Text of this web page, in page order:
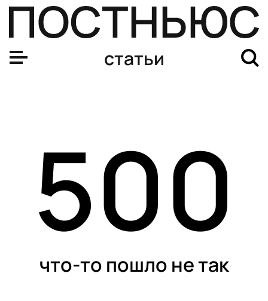
статьи
500
что-то пошло не так
Хуже вижу и помню: как наши чувства меняются с